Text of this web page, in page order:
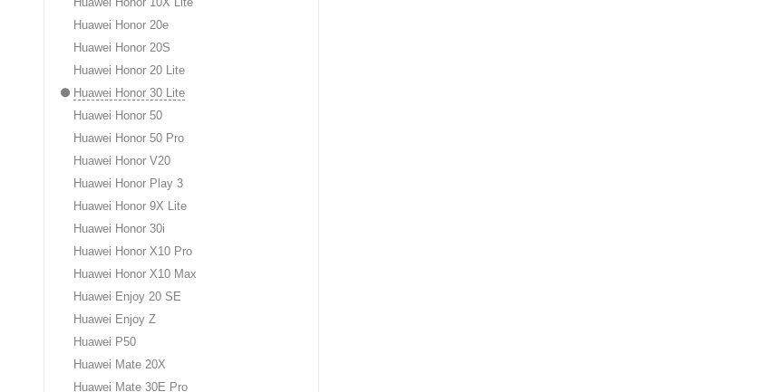
Huawei Honor 20e
Huawei Honor 20S
Huawei Honor 20 Lite
Huawei Honor 30 Lite
Huawei Honor 50
Huawei Honor 50 Pro
Huawei Honor V20
Huawei Honor Play 3
Huawei Honor 9X Lite
Huawei Honor 30i
Huawei Honor X10 Pro
Huawei Honor X10 Max
Huawei Enjoy 20 SE
Huawei Enjoy Z
Huawei P50
Huawei Mate 20X
Huawei Mate 30E Pro